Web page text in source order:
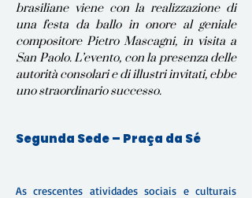
brasiliane viene con la realizzazione di
una festa da ballo in onore al geniale
compositore Pietro Mascagni, in visita a
San Paolo. L’evento, con la presenza delle
autorità consolari e di illustri invitati, ebbe
uno straordinario successo.
Segunda Sede – Praça da Sé
As crescentes atividades sociais e culturais